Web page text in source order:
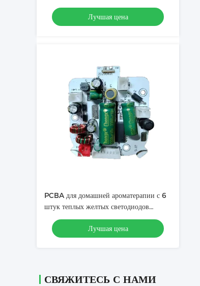
используемая в светодиодной световой
панели
Лучшая цена
PCBA для домашней ароматерапии с 6
штук теплых желтых светодиодов
высокого света
Лучшая цена
СВЯЖИТЕСЬ С НАМИ